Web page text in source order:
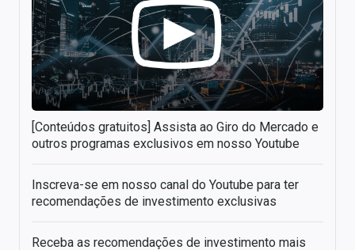
[Conteúdos gratuitos] Assista ao Giro do Mercado e
outros programas exclusivos em nosso Youtube
Inscreva-se em nosso canal do Youtube para ter
recomendações de investimento exclusivas
Receba as recomendações de investimento mais